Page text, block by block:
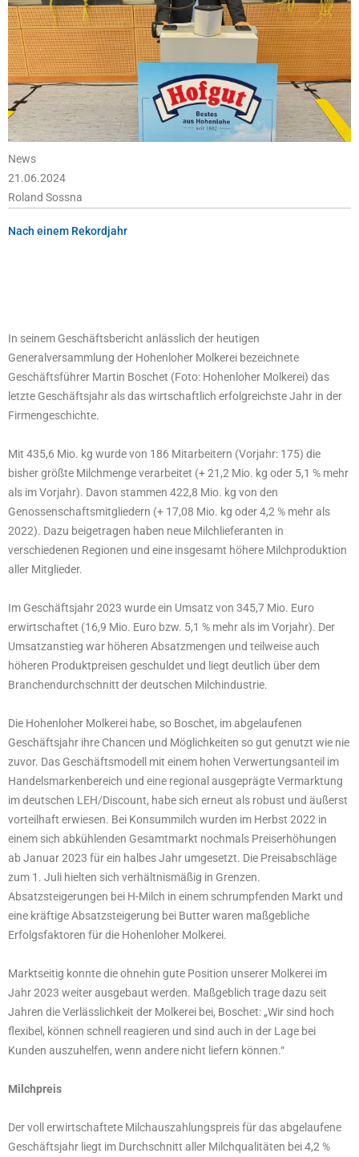
News
21.06.2024
Roland Sossna
Nach einem Rekordjahr
In seinem Geschäftsbericht anlässlich der heutigen
Generalversammlung der Hohenloher Molkerei bezeichnete
Geschäftsführer Martin Boschet (Foto: Hohenloher Molkerei) das
letzte Geschäftsjahr als das wirtschaftlich erfolgreichste Jahr in der
Firmengeschichte.
Mit 435,6 Mio. kg wurde von 186 Mitarbeitern (Vorjahr: 175) die
bisher größte Milchmenge verarbeitet (+ 21,2 Mio. kg oder 5,1 % mehr
als im Vorjahr). Davon stammen 422,8 Mio. kg von den
Genossenschaftsmitgliedern (+ 17,08 Mio. kg oder 4,2 % mehr als
2022). Dazu beigetragen haben neue Milchlieferanten in
verschiedenen Regionen und eine insgesamt höhere Milchproduktion
aller Mitglieder.
Im Geschäftsjahr 2023 wurde ein Umsatz von 345,7 Mio. Euro
erwirtschaftet (16,9 Mio. Euro bzw. 5,1 % mehr als im Vorjahr). Der
Umsatzanstieg war höheren Absatzmengen und teilweise auch
höheren Produktpreisen geschuldet und liegt deutlich über dem
Branchendurchschnitt der deutschen Milchindustrie.
Die Hohenloher Molkerei habe, so Boschet, im abgelaufenen
Geschäftsjahr ihre Chancen und Möglichkeiten so gut genutzt wie nie
zuvor. Das Geschäftsmodell mit einem hohen Verwertungsanteil im
Handelsmarkenbereich und eine regional ausgeprägte Vermarktung
im deutschen LEH/Discount, habe sich erneut als robust und äußerst
vorteilhaft erwiesen. Bei Konsummilch wurden im Herbst 2022 in
einem sich abkühlenden Gesamtmarkt nochmals Preiserhöhungen
ab Januar 2023 für ein halbes Jahr umgesetzt. Die Preisabschläge
zum 1. Juli hielten sich verhältnismäßig in Grenzen.
Absatzsteigerungen bei H-Milch in einem schrumpfenden Markt und
eine kräftige Absatzsteigerung bei Butter waren maßgebliche
Erfolgsfaktoren für die Hohenloher Molkerei.
Marktseitig konnte die ohnehin gute Position unserer Molkerei im
Jahr 2023 weiter ausgebaut werden. Maßgeblich trage dazu seit
Jahren die Verlässlichkeit der Molkerei bei, Boschet: „Wir sind hoch
flexibel, können schnell reagieren und sind auch in der Lage bei
Kunden auszuhelfen, wenn andere nicht liefern können.“
Milchpreis
Der voll erwirtschaftete Milchauszahlungspreis für das abgelaufene
Geschäftsjahr liegt im Durchschnitt aller Milchqualitäten bei 4,2 %